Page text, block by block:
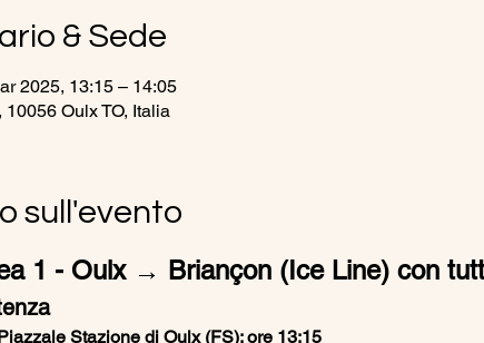
& Sede
2025, 13:15 – 14:05
10056 Oulx TO, Italia
sull'evento
1 - Oulx → Briançon (Ice Line) con
Stazione di Oulx (FS): ore 13:15